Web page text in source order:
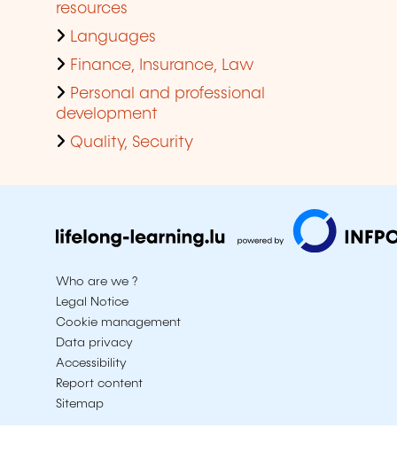
resources
Languages
Finance, Insurance, Law
Personal and professional
development
Quality, Security
Who are we ?
Legal Notice
Cookie management
Data privacy
Accessibility
Report content
Sitemap